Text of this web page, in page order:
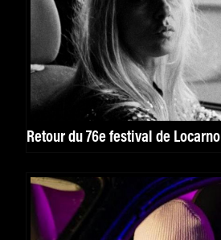
Retour du 76e festival de Locarno